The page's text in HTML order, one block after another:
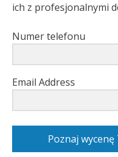
ich z profesjonalnymi
Numer telefonu
Email Address
Poznaj